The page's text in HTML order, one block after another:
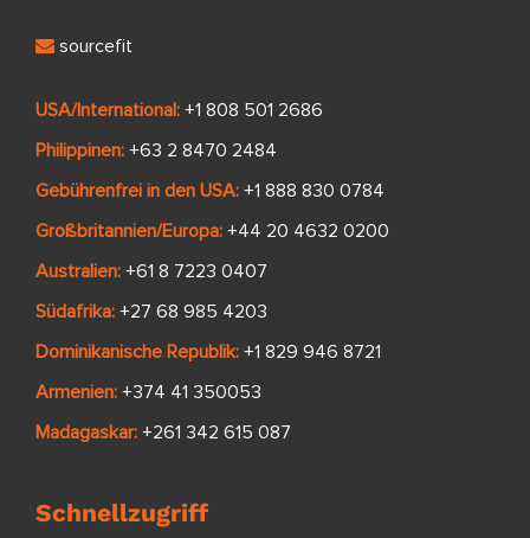
sourcefit
USA/International: +1 808 501 2686
Philippinen: +63 2 8470 2484
Gebührenfrei in den USA: +1 888 830 0784
Großbritannien/Europa: +44 20 4632 0200
Australien: +61 8 7223 0407
Südafrika: +27 68 985 4203
Dominikanische Republik: +1 829 946 8721
Armenien: +374 41 350053
Madagaskar: +261 342 615 087
Schnellzugriff